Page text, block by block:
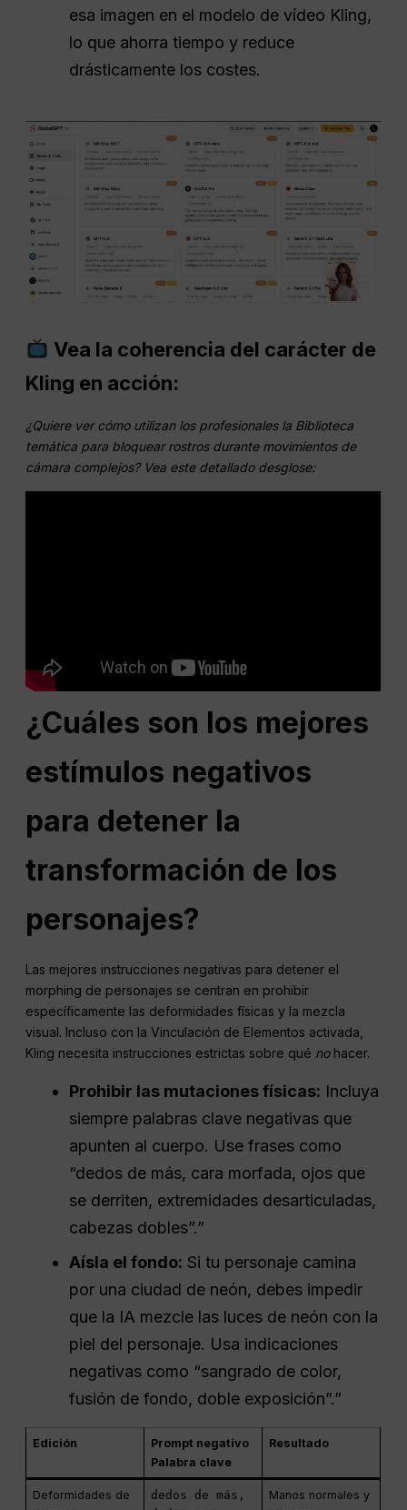
esa imagen en el modelo de vídeo Kling,
lo que ahorra tiempo y reduce
drásticamente los costes.
Vea la coherencia del carácter de
Kling en acción:
¿Quiere ver cómo utilizan los profesionales la Biblioteca
temática para bloquear rostros durante movimientos de
cámara complejos? Vea este detallado desglose:
¿Cuáles son los mejores
estímulos negativos
para detener la
transformación de los
personajes?
Las mejores instrucciones negativas para detener el
morphing de personajes se centran en prohibir
específicamente las deformidades físicas y la mezcla
visual. Incluso con la Vinculación de Elementos activada,
Kling necesita instrucciones estrictas sobre qué nohacer.
Prohibir las mutaciones físicas: Incluya
siempre palabras clave negativas que
apunten al cuerpo. Use frases como
“dedos de más, cara morfada, ojos que
se derriten, extremidades desarticuladas,
cabezas dobles”.”
Aísla el fondo: Si tu personaje camina
por una ciudad de neón, debes impedir
que la IA mezcle las luces de neón con la
piel del personaje. Usa indicaciones
negativas como “sangrado de color,
fusión de fondo, doble exposición”.”
Edición
Prompt negativo
Palabra clave
Resultado
Deformidades de
dedos de más,
Manos normales y